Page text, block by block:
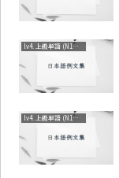
lv4. 上級単語 (N1～N2)
lv4. 上級単語 (N1～N2)